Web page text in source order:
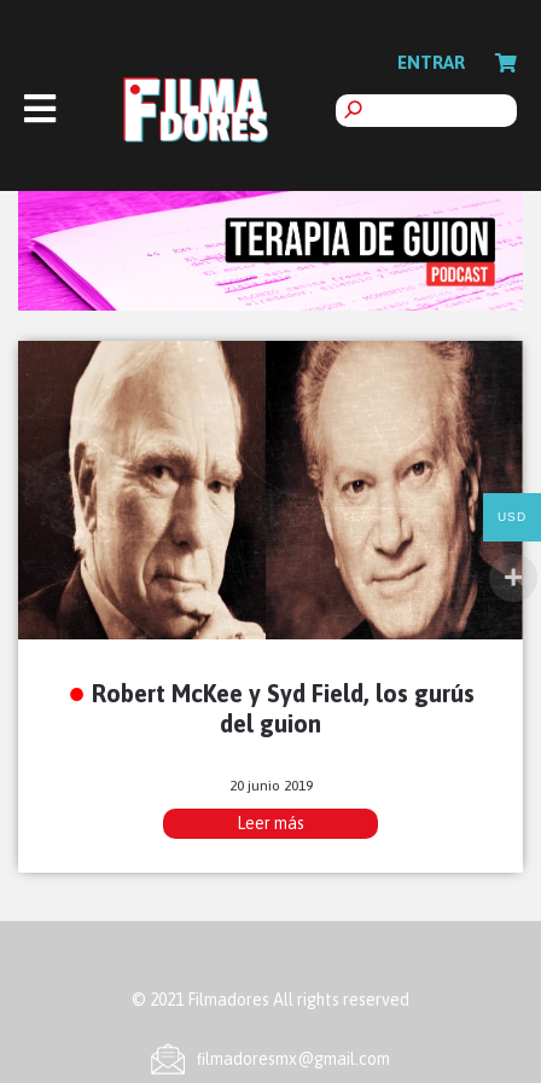
ENTRAR
Robert McKee y Syd Field, los gurús
del guion
20 junio 2019
Leer más
© 2021 Filmadores All rights reserved
ﬁlmadoresmx@gmail.com
USD